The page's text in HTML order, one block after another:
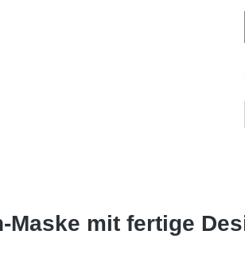
Maske mit fertige